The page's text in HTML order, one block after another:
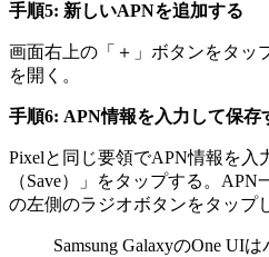
手順5: 新しいAPNを追加する
画面右上の「＋」ボタンをタッ
を開く。
手順6: APN情報を入力して保存
Pixelと同じ要領でAPN情報を入
（Save）」をタップする。
の左側のラジオボタンをタップ
Samsung GalaxyのOne UI